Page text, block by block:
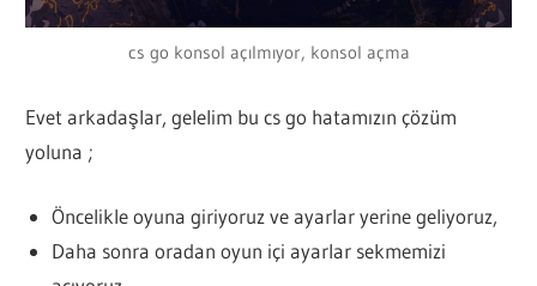
cs go konsol açılmıyor, konsol açma
Evet arkadaşlar, gelelim bu cs go hatamızın çözüm
yoluna ;
Öncelikle oyuna giriyoruz ve ayarlar yerine geliyoruz,
Daha sonra oradan oyun içi ayarlar sekmemizi